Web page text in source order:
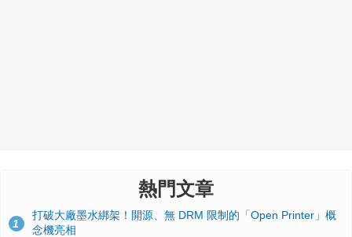
熱門文章
1
打破大廠墨水綁架！開源、無 DRM 限制的「Open Printer」概
念機亮相